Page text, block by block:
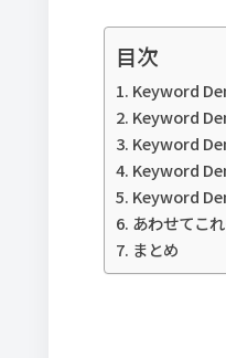
目次
Keyword
Keyword
Keyword
Keyword
Keyword
あわせてこ
まとめ